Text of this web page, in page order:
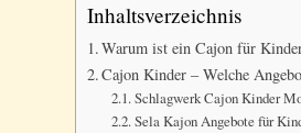
Inhaltsverzeichnis
Warum ist ein Cajon für
Cajon Kinder – Welche
Schlagwerk Cajon Kinder
Sela Kajon Angebote für